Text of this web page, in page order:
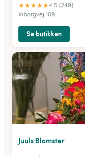
★★★★★4.5 (249)
Viborgvej 109
Se butikken
Juuls Blomster